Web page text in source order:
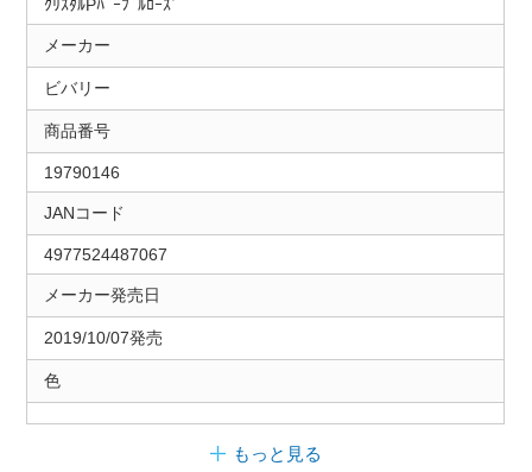
ｸﾘｽﾀﾙPﾊﾟｰﾌﾟﾙﾛｰｽﾞ
メーカー
ビバリー
商品番号
19790146
JANコード
4977524487067
メーカー発売日
2019/10/07発売
色
もっと見る